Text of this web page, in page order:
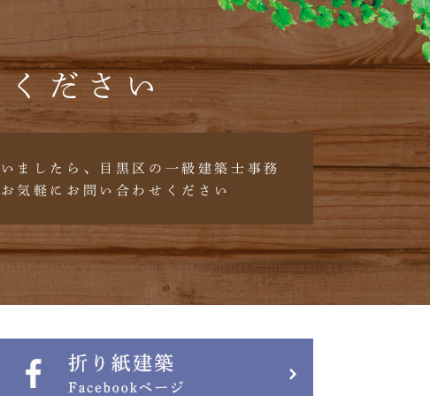
ださい
ましたら、目黒区の一級建築士事務
気軽にお問い合わせください